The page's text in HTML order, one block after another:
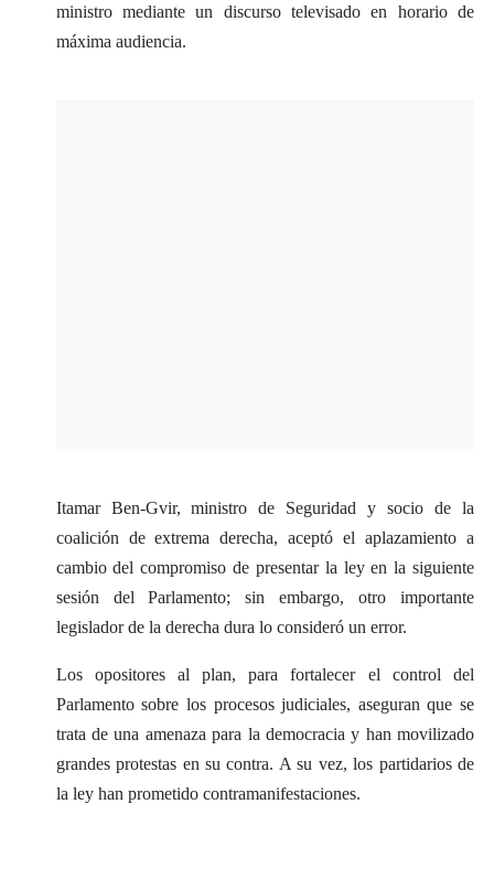
ministro mediante un discurso televisado en horario de
máxima audiencia.
Itamar Ben-Gvir, ministro de Seguridad y socio de la
coalición de extrema derecha, aceptó el aplazamiento a
cambio del compromiso de presentar la ley en la siguiente
sesión del Parlamento; sin embargo, otro importante
legislador de la derecha dura lo consideró un error.
Los opositores al plan, para fortalecer el control del
Parlamento sobre los procesos judiciales, aseguran que se
trata de una amenaza para la democracia y han movilizado
grandes protestas en su contra. A su vez, los partidarios de
la ley han prometido contramanifestaciones.